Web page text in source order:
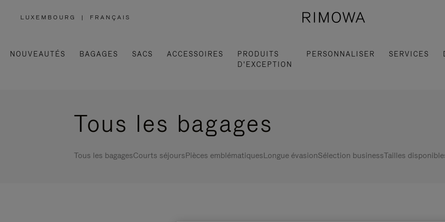
LUXEMBOURG
,
| FRANÇAIS
NOUVEAUTÉS BAGAGES SACS ACCESSOIRES
PRODUITS
D'EXCEPTION
PERSONNALISER SERVICES
Tous les bagages
Tous les bagagesCourts séjoursPièces emblématiquesLongue évasionSélection businessTailles